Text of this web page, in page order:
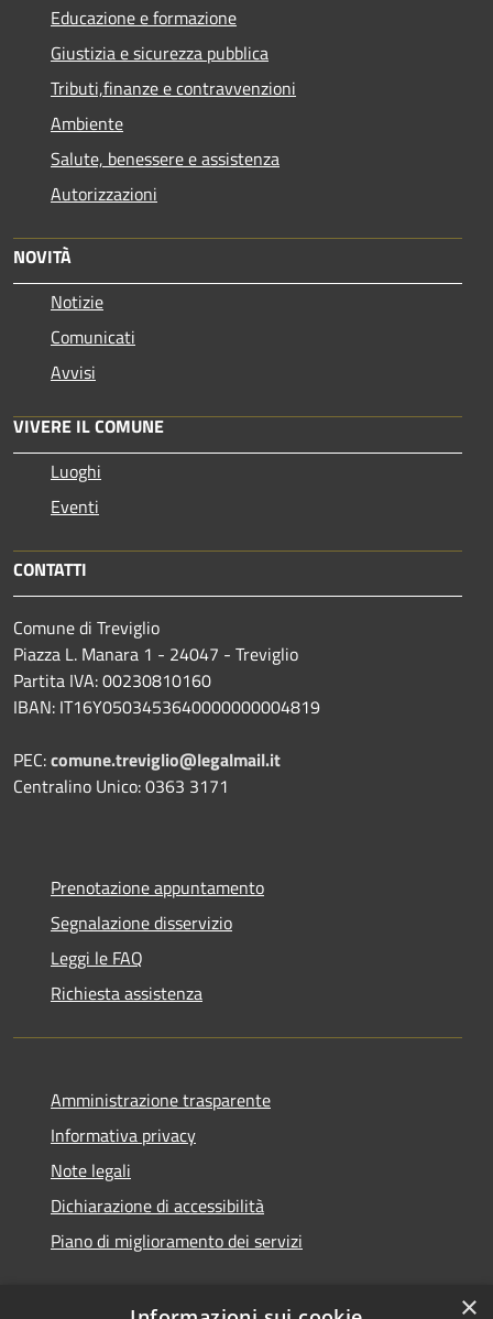
Educazione e formazione
Giustizia e sicurezza pubblica
Tributi,finanze e contravvenzioni
Ambiente
Salute, benessere e assistenza
Autorizzazioni
NOVITÀ
Notizie
Comunicati
Avvisi
VIVERE IL COMUNE
Luoghi
Eventi
CONTATTI
Comune di Treviglio
Piazza L. Manara 1 - 24047 - Treviglio
Partita IVA: 00230810160
IBAN: IT16Y0503453640000000004819
PEC:comune.treviglio@legalmail.it
Centralino Unico: 0363 3171
Prenotazione appuntamento
Segnalazione disservizio
Leggi le FAQ
Richiesta assistenza
Amministrazione trasparente
Informativa privacy
Note legali
Dichiarazione di accessibilità
Piano di miglioramento dei servizi
×